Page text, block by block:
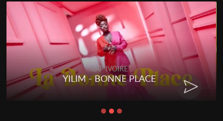
RAP IVOIRE
YILIM - BONNE PLACE